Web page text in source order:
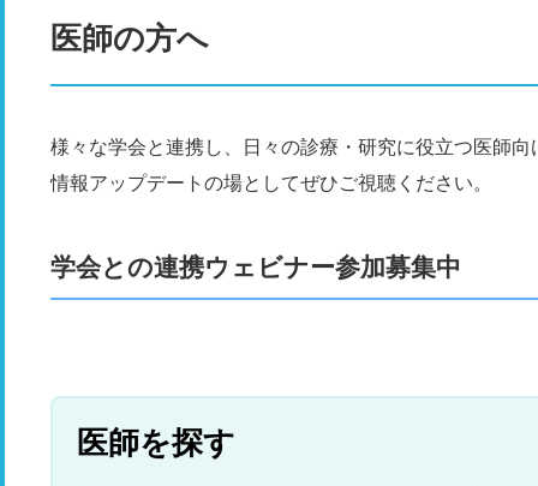
医師の方へ
様々な学会と連携し、日々の診療・研究に役立つ医師
情報アップデートの場としてぜひご視聴ください。
学会との連携ウェビナー参加募集中
医師を探す